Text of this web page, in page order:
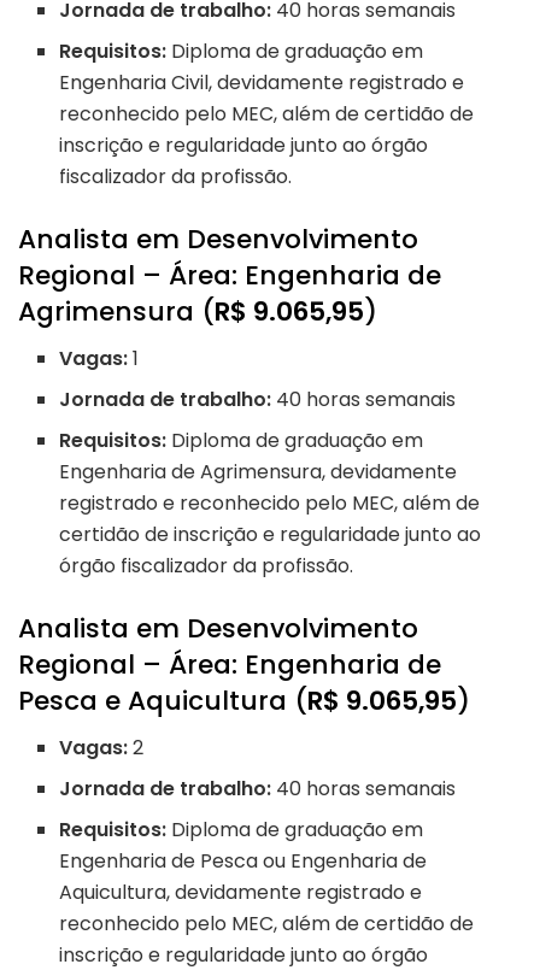
Jornada de trabalho: 40 horas semanais
Requisitos: Diploma de graduação em
Engenharia Civil, devidamente registrado e
reconhecido pelo MEC, além de certidão de
inscrição e regularidade junto ao órgão
fiscalizador da profissão.
Analista em Desenvolvimento
Regional – Área: Engenharia de
Agrimensura (R$ 9.065,95)
Vagas:1
Jornada de trabalho: 40 horas semanais
Requisitos: Diploma de graduação em
Engenharia de Agrimensura, devidamente
registrado e reconhecido pelo MEC, além de
certidão de inscrição e regularidade junto ao
órgão fiscalizador da profissão.
Analista em Desenvolvimento
Regional – Área: Engenharia de
Pesca e Aquicultura (R$ 9.065,95)
Vagas:2
Jornada de trabalho: 40 horas semanais
Requisitos: Diploma de graduação em
Engenharia de Pesca ou Engenharia de
Aquicultura, devidamente registrado e
reconhecido pelo MEC, além de certidão de
inscrição e regularidade junto ao órgão